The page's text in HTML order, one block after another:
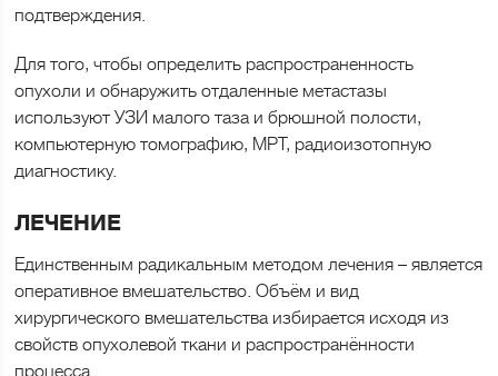
подтверждения.
Для того, чтобы определить распространенность
опухоли и обнаружить отдаленные метастазы
используют УЗИ малого таза и брюшной полости,
компьютерную томографию, МРТ, радиоизотопную
диагностику.
ЛЕЧЕНИЕ
Единственным радикальным методом лечения – является
оперативное вмешательство. Объём и вид
хирургического вмешательства избирается исходя из
свойств опухолевой ткани и распространённости
процесса.